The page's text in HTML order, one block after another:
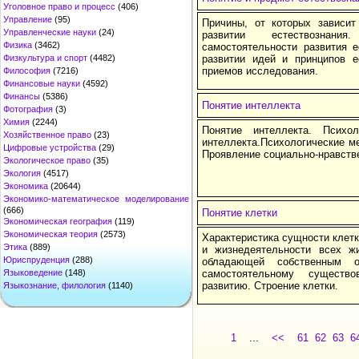
Уголовное право и процесс (406)
Управление (95)
Управленческие науки (24)
Физика (3462)
Физкультура и спорт (4482)
Философия (7216)
Финансовые науки (4592)
Финансы (5386)
Фотография (3)
Химия (2244)
Хозяйственное право (23)
Цифровые устройства (29)
Экологическое право (35)
Экология (4517)
Экономика (20644)
Экономико-математическое моделирование
(666)
Экономическая география (119)
Экономическая теория (2573)
Этика (889)
Юриспруденция (288)
Языковедение (148)
Языкознание, филология (1140)
Причины, от которых
развитии
самостоятельности развития
развитии идей и принципов
приемов исследования.
Понятие интеллекта
Понятие интеллекта.
интеллекта.Психологические
Проявление социально-
Понятие клетки
Характеристика сущности
и жизнедеятельности всех
обладающей собственным
самостоятельному
развитию. Строение клетки.
1... << 61 62 63